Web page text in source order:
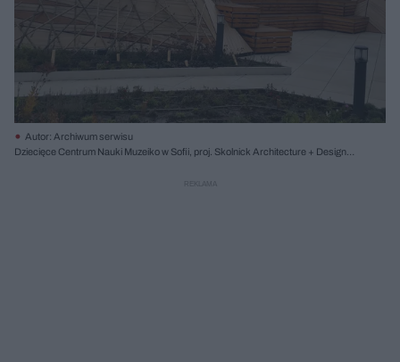
Autor: Archiwum serwisu
Dziecięce Centrum Nauki Muzeiko w Sofii, proj. Skolnick Architecture + Design